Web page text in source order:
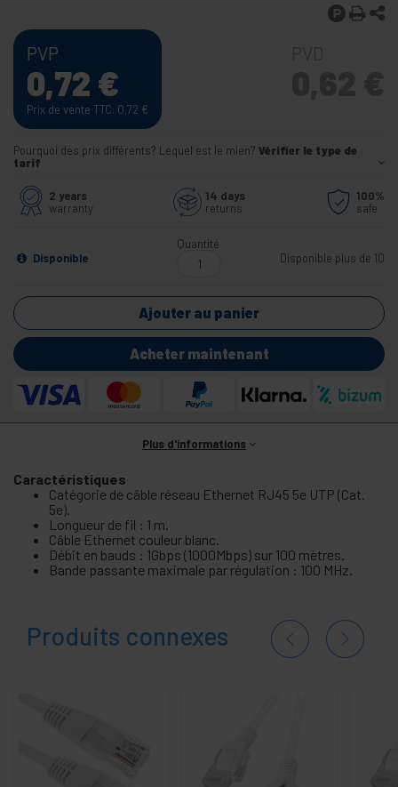
PVP
0,72 €
Prix de vente TTC: 0,72 €
Pourquoi des prix différents? Lequel est le mien? Vérifier le type de
tarif
2 years
warranty
14 days
returns
100%
safe
Disponible
Quantité
Disponible plus de 10
Ajouter au panier
Acheter maintenant
Plus d'informations
Caractéristiques
Catégorie de câble réseau Ethernet RJ45 5e UTP (Cat.
5e).
Longueur de fil : 1 m.
Câble Ethernet couleur blanc.
Débit en bauds : 1Gbps (1000Mbps) sur 100 mètres.
Bande passante maximale par régulation : 100 MHz.
Produits connexes